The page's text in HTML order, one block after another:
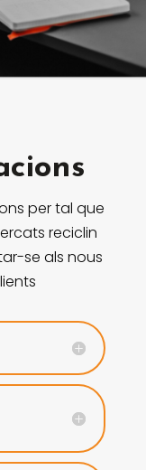
per tal que
reciclin
se als nous